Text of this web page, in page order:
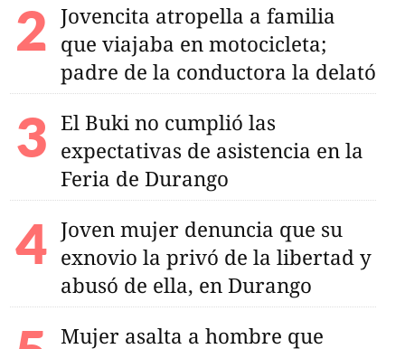
con cristal en
en
a proceso
Jovencita atropella a familia
que viajaba en motocicleta;
padre de la conductora la delató
El Buki no cumplió las
expectativas de asistencia en la
Feria de Durango
Joven mujer denuncia que su
exnovio la privó de la libertad y
abusó de ella, en Durango
Mujer asalta a hombre que